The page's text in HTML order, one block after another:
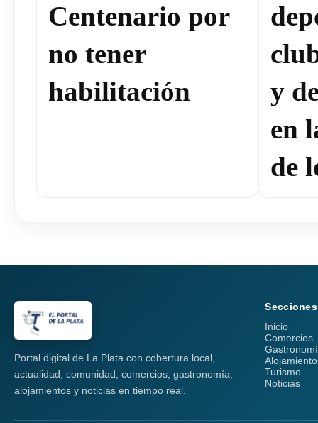
Centenario por
no tener
habilitación
y
en
de
Portal digital de La Plata con cobertura local,
actualidad, comunidad, comercios, gastronomía,
alojamientos y noticias en tiempo real.
Secciones
Inicio
Comercios
Turismo
Noticias